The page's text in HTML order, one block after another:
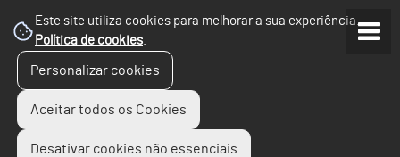
Este site utiliza cookies para melhorar a sua experiência.
Política de cookies.
Personalizar cookies
Aceitar todos os Cookies
Desativar cookies não essenciais